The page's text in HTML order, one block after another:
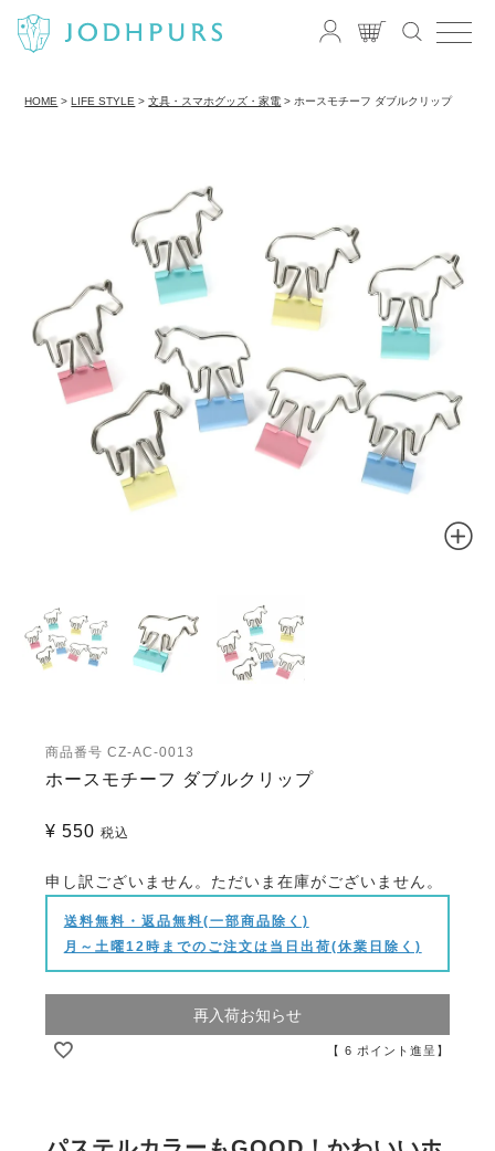
HOME LIFE STYLE 文具・スマホグッズ・家電 ホースモチーフ ダブルクリップ
商品番号 CZ-AC-0013
ホースモチーフ ダブルクリップ
¥ 550 税込
申し訳ございません。ただいま在庫がございません。
送料無料・返品無料(一部商品除く)
月～土曜12時までのご注文は当日出荷(休業日除く)
再入荷お知らせ
【 6 ポイント進呈】